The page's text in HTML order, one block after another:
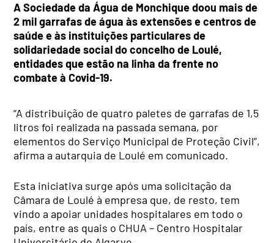
A Sociedade da Água de Monchique doou mais de
2 mil garrafas de água às extensões e centros de
saúde e às instituições particulares de
solidariedade social do concelho de Loulé,
entidades que estão na linha da frente no
combate à Covid-19.
“A distribuição de quatro paletes de garrafas de 1,5
litros foi realizada na passada semana, por
elementos do Serviço Municipal de Proteção Civil”,
afirma a autarquia de Loulé em comunicado.
Esta iniciativa surge após uma solicitação da
Câmara de Loulé à empresa que, de resto, tem
vindo a apoiar unidades hospitalares em todo o
país, entre as quais o CHUA – Centro Hospitalar